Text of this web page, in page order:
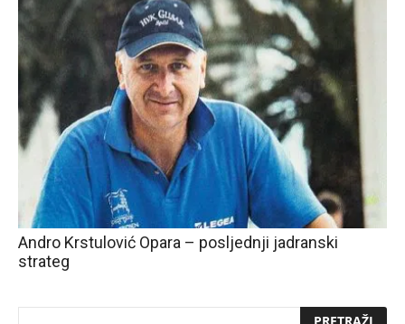
Andro Krstulović Opara – posljednji jadranski
strateg